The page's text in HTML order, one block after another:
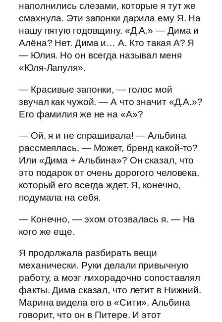
наполнились слезами, которые я тут же
смахнула. Эти запонки дарила ему Я. На
нашу пятую годовщину. «Д.А.» — Дима и
Алёна? Нет. Дима и… А. Кто такая А? Я
— Юлия. Но он всегда называл меня
«Юля-Лапуля».
— Красивые запонки, — голос мой
звучал как чужой. — А что значит «Д.А.»?
Его фамилия же не на «А»?
— Ой, я и не спрашивала! — Альбина
рассмеялась. — Может, бренд какой-то?
Или «Дима + Альбина»? Он сказал, что
это подарок от очень дорогого человека,
который его всегда ждет. Я, конечно,
подумала на себя.
— Конечно, — эхом отозвалась я. — На
кого же еще.
Я продолжала разбирать вещи
механически. Руки делали привычную
работу, а мозг лихорадочно сопоставлял
факты. Дима сказал, что летит в Нижний.
Марина видела его в «Сити». Альбина
говорит, что он в Питере. И этот